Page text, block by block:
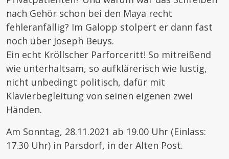
nach Gehör schon bei den Maya recht
fehleranfällig? Im Galopp stolpert er dann fast
noch über Joseph Beuys.
Ein echt Kröllscher Parforceritt! So mitreißend
wie unterhaltsam, so aufklärerisch wie lustig,
nicht unbedingt politisch, dafür mit
Klavierbegleitung von seinen eigenen zwei
Händen.
Am Sonntag, 28.11.2021 ab 19.00 Uhr (Einlass:
17.30 Uhr) in Parsdorf, in der Alten Post.